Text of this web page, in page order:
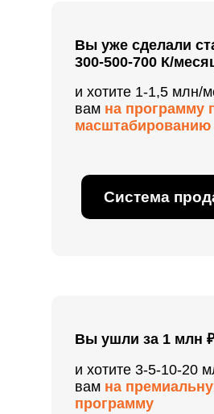
Вы ушли за 1 млн
и хотите 3-5-10-20
вам на
программу
и хотите 1-1,5 млн/
вам на программу
масштабированию
Система
Вы уже сделали
300-500-700 К/